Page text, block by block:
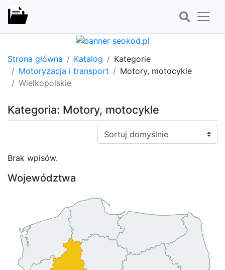
Strona główna Katalog
Kategorie
Motoryzacja i transport
Motory, motocykle
Wielkopolskie
Kategoria: Motory, motocykle
Sortuj:
Brak wpisów.
Województwa